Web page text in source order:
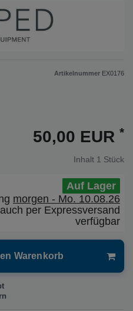
Artikelnummer EX0176
50,00 EUR *
Inhalt 1 Stück
Auf Lager
morgen - Mo. 10.08.26
per Expressversand
verfügbar
Warenkorb